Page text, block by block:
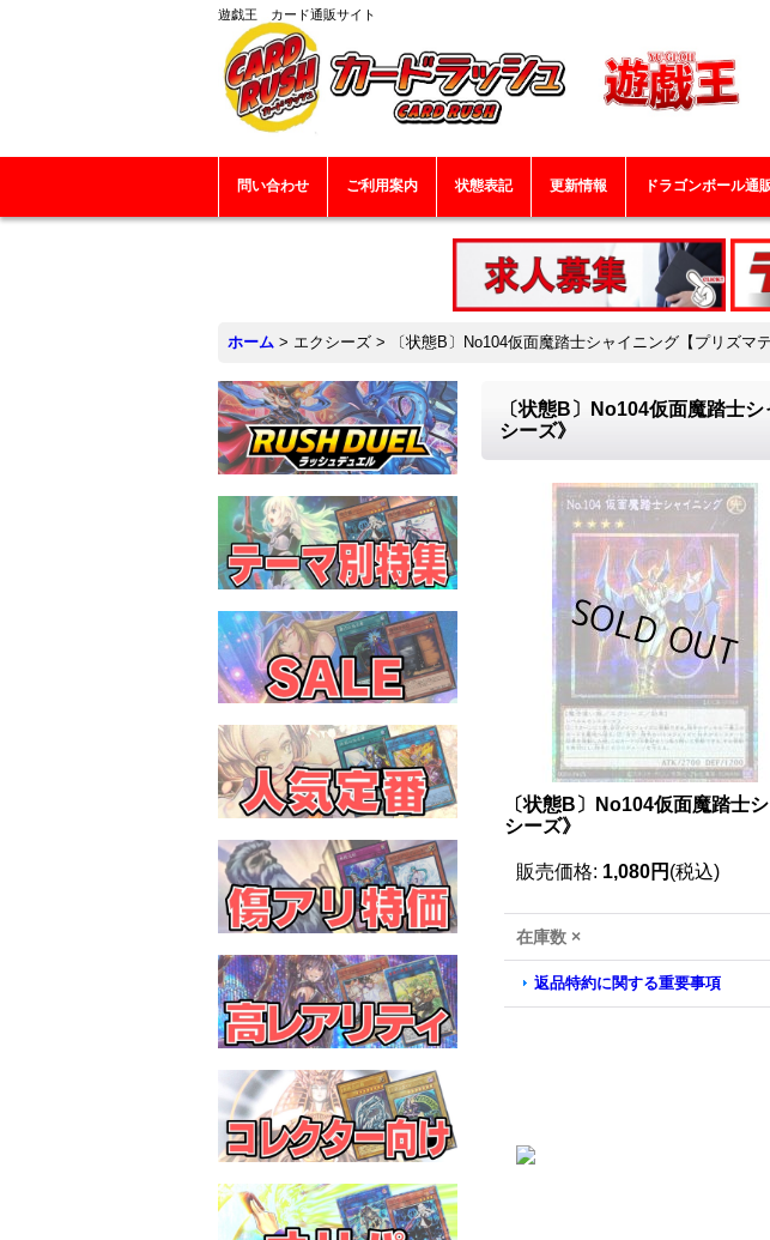
遊戯王 カード通販サイト
問い合わせ ご利用案内 状態表記 更新情報 ドラゴンボール通
ホーム > エクシーズ > 〔状態B〕No104仮面魔踏士シャイニング【プリズマ
〔状態B〕No104仮面魔踏士
シーズ》
〔状態B〕No104仮面魔踏士
シーズ》
販売価格: 1,080円 (税込)
在庫数 ×
返品特約に関する重要事項